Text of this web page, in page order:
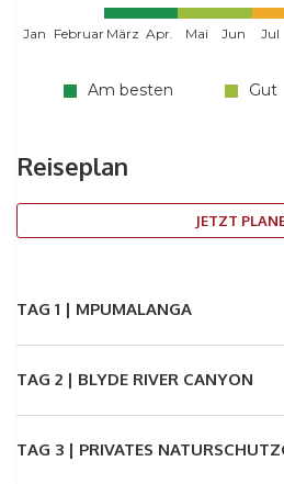
Jan Februar März Apr. Mai Jun Jul
Am besten Gut
Reiseplan
JETZT
TAG 1 | MPUMALANGA
TAG 2 | BLYDE RIVER CANYON
TAG 3 | PRIVATES